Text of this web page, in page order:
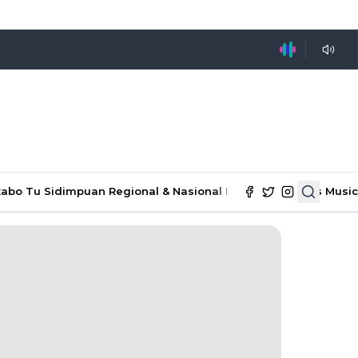
Tu Sidimpuan Regional & Nasional Ekonomi & Bisnis Music